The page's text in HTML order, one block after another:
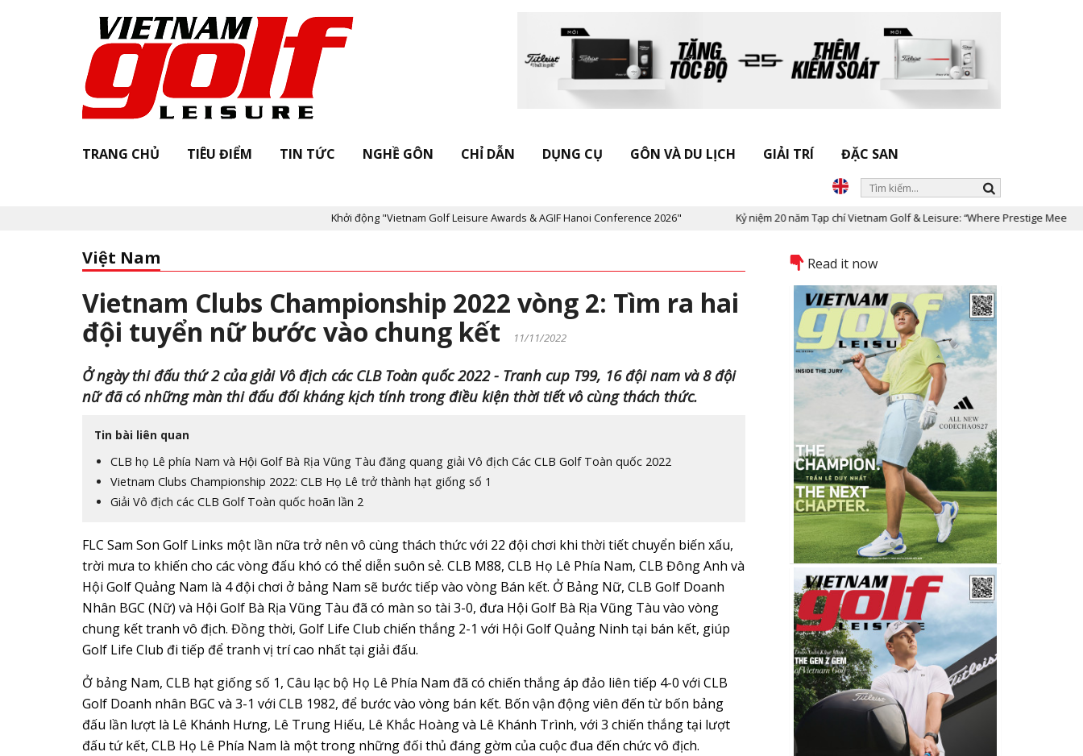
TRANG CHỦ TIÊU ĐIỂM TIN TỨC NGHỀ GÔN CHỈ DẪN DỤNG CỤ GÔN VÀ DU LỊCH GIẢI TRÍ ĐẶC SAN
Khởi động "Vietnam Golf Leisure Awards & AGIF Hanoi Conference 2026" Kỷ niệm 20 năm Tạp chí Vietnam Golf & Leisure: “Where Prestige Meets Legacy”
Việt Nam
Vietnam Clubs Championship 2022 vòng 2: Tìm ra hai
đội tuyển nữ bước vào chung kết
11/11/2022
Ở ngày thi đấu thứ 2 của giải Vô địch các CLB Toàn quốc 2022 - Tranh cup T99, 16 đội nam và 8 đội
nữ đã có những màn thi đấu đối kháng kịch tính trong điều kiện thời tiết vô cùng thách thức.
Tin bài liên quan
CLB họ Lê phía Nam và Hội Golf Bà Rịa Vũng Tàu đăng quang giải Vô địch Các CLB Golf Toàn quốc 2022
Vietnam Clubs Championship 2022: CLB Họ Lê trở thành hạt giống số 1
Giải Vô địch các CLB Golf Toàn quốc hoãn lần 2
FLC Sam Son Golf Links một lần nữa trở nên vô cùng thách thức với 22 đội chơi khi thời tiết chuyển biến xấu,
trời mưa to khiến cho các vòng đấu khó có thể diễn suôn sẻ. CLB M88, CLB Họ Lê Phía Nam, CLB Đông Anh và
Hội Golf Quảng Nam là 4 đội chơi ở bảng Nam sẽ bước tiếp vào vòng Bán kết. Ở Bảng Nữ, CLB Golf Doanh
Nhân BGC (Nữ) và Hội Golf Bà Rịa Vũng Tàu đã có màn so tài 3-0, đưa Hội Golf Bà Rịa Vũng Tàu vào vòng
chung kết tranh vô địch. Đồng thời, Golf Life Club chiến thắng 2-1 với Hội Golf Quảng Ninh tại bán kết, giúp
Golf Life Club đi tiếp để tranh vị trí cao nhất tại giải đấu.
Ở bảng Nam, CLB hạt giống số 1, Câu lạc bộ Họ Lê Phía Nam đã có chiến thắng áp đảo liên tiếp 4-0 với CLB
Golf Doanh nhân BGC và 3-1 với CLB 1982, để bước vào vòng bán kết. Bốn vận động viên đến từ bốn bảng
đấu lần lượt là Lê Khánh Hưng, Lê Trung Hiếu, Lê Khắc Hoàng và Lê Khánh Trình, với 3 chiến thắng tại lượt
đấu tứ kết, CLB Họ Lê Phía Nam là một trong những đối thủ đáng gờm của cuộc đua đến chức vô địch.
Read it now